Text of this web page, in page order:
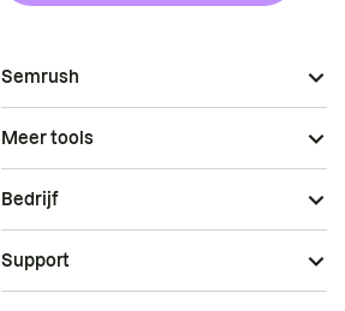
Semrush
Meer tools
Bedrijf
Support